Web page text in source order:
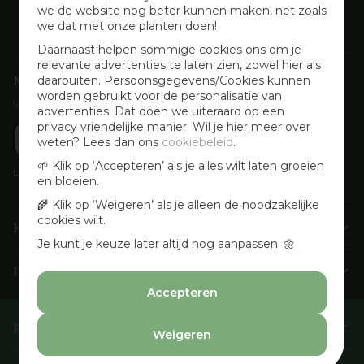
we de website nog beter kunnen maken, net zoals
we dat met onze planten doen!
Daarnaast helpen sommige cookies ons om je
relevante advertenties te laten zien, zowel hier als
daarbuiten. Persoonsgegevens/Cookies kunnen
worden gebruikt voor de personalisatie van
advertenties. Dat doen we uiteraard op een
privacy vriendelijke manier. Wil je hier meer over
weten? Lees dan ons cookiebeleid.
🌱 Klik op ‘Accepteren’ als je alles wilt laten groeien
en bloeien.
🌾 Klik op ‘Weigeren’ als je alleen de noodzakelijke
cookies wilt.
Je kunt je keuze later altijd nog aanpassen. 🌼
Accepteren
Weigeren
Nieuwsbrief aanmelden
Voor wekelijkse aanbiedingen, activiteiten en inspirerende tips
Lees onzePrivacyverklaring
Klantenservice
Info & openingstijden